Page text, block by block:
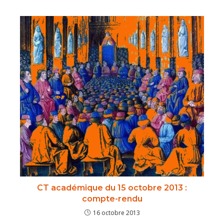
CT académique du 15 octobre 2013 :
compte-rendu
16 octobre 2013